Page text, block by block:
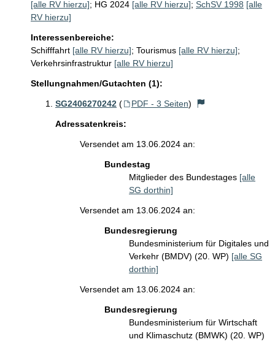
[alle RV hierzu]; HG 2024 [alle RV hierzu]; SchSV 1998 [alle
RV hierzu]
Interessenbereiche:
Schifffahrt [alle RV hierzu]; Tourismus [alle RV hierzu];
Verkehrsinfrastruktur [alle RV hierzu]
Stellungnahmen/Gutachten (1):
SG2406270242 ( PDF - 3 Seiten)
Adressatenkreis:
Versendet am 13.06.2024 an:
Bundestag
Mitglieder des Bundestages [alle
SG dorthin]
Versendet am 13.06.2024 an:
Bundesregierung
Bundesministerium für Digitales und
Verkehr (BMDV) (20. WP) [alle SG
dorthin]
Versendet am 13.06.2024 an:
Bundesregierung
Bundesministerium für Wirtschaft
und Klimaschutz (BMWK) (20. WP)